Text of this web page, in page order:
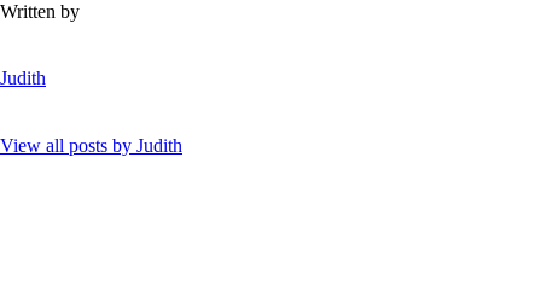
Written by
Judith
View all posts by Judith